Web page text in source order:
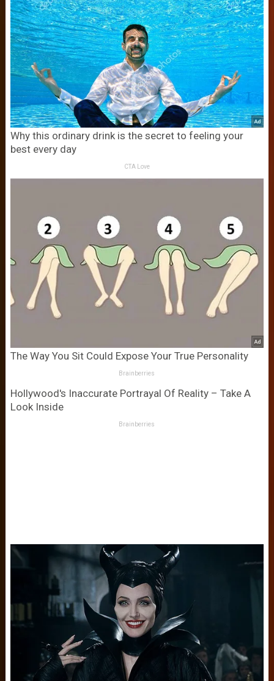
Why this ordinary drink is the secret to feeling your
best every day
CTA Love
The Way You Sit Could Expose Your True Personality
Brainberries
Hollywood's Inaccurate Portrayal Of Reality – Take A
Look Inside
Brainberries